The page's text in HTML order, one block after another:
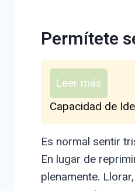
Permítete
Leer más
Capacidad de
Es normal sentir
En lugar de
plenamente.